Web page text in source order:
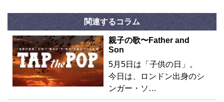
関連するコラム
親子の歌〜Father and
Son
5月5日は「子供の日」。
今日は、ロンドン出身のシ
ンガー・ソ…